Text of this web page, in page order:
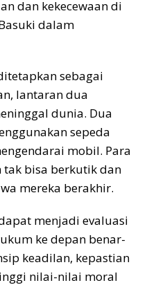
dan kekecewaan di
dalam
sebagai
lantaran dua
dunia. Dua
sepeda
mobil. Para
bisa berkutik dan
mereka berakhir.
menjadi evaluasi
ke depan benar-
keadilan, kepastian
nilai-nilai moral